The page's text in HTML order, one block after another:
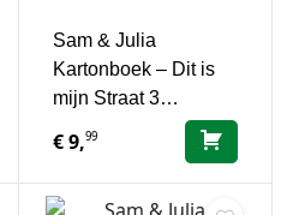
Sam & Julia
Kartonboek – Dit is
mijn Straat 3…
€9,99